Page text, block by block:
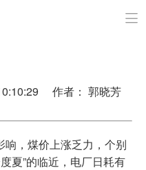
经济

作者： 郭晓芳
，煤价上涨乏力，个别
夏”的临近，电厂日耗有